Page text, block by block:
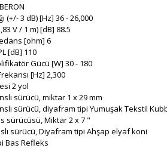
(+/- 3 dB) [Hz] 36 - 26,000
V / 1 m) [dB] 88.5
[ohm] 6
[dB] 110
Gücü [W] 30 - 180
[Hz] 2,300
2 yol
sürücü, miktar 1 x 29 mm
sürücü, diyafram tipi Yumuşak Tekstil
sürücüsü, Miktar 2 x 7 "
sürücü, Diyafram tipi Ahşap elyaf koni
Bas Refleks